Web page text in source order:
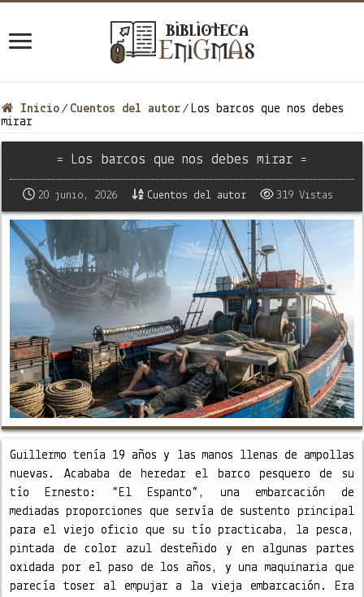
Inicio / Cuentos del autor / Los barcos que nos debes
mirar
= Los barcos que nos debes mirar =
20 junio, 2026 Cuentos del autor 319 Vistas
Guillermo tenía 19 años y las manos llenas de ampollas
nuevas. Acababa de heredar el barco pesquero de su
tío Ernesto: “El Espanto”, una embarcación de
mediadas proporciones que servía de sustento principal
para el viejo oficio que su tío practicaba, la pesca,
pintada de color azul desteñido y en algunas partes
oxidada por el paso de los años, y una maquinaria que
parecía toser al empujar a la vieja embarcación. Era